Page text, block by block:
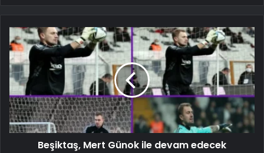
Beşiktaş, Mert Günok ile devam edecek